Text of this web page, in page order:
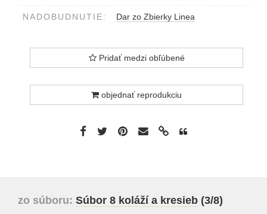
NADOBUDNUTIE: Dar zo Zbierky Linea
Pridať medzi obľúbené
objednať reprodukciu
zo súboru: Súbor 8 koláží a kresieb (3/8)